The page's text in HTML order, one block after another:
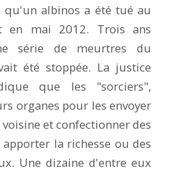
qu'un albinos a été tué au
en mai 2012. Trois ans
série de meurtres du
été stoppée. La justice
que les "sorciers",
organes pour les envoyer
et confectionner des
apporter la richesse ou des
Une dizaine d'entre eux